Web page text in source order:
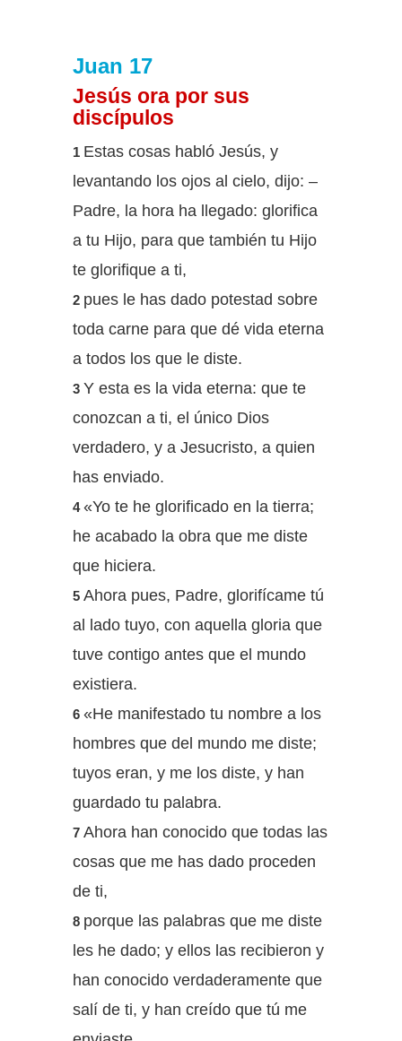
Juan 17
Jesús ora por sus
discípulos
1 Estas cosas habló Jesús, y
levantando los ojos al cielo, dijo: –
Padre, la hora ha llegado: glorifica
a tu Hijo, para que también tu Hijo
te glorifique a ti,
2 pues le has dado potestad sobre
toda carne para que dé vida eterna
a todos los que le diste.
3 Y esta es la vida eterna: que te
conozcan a ti, el único Dios
verdadero, y a Jesucristo, a quien
has enviado.
4«Yo te he glorificado en la tierra;
he acabado la obra que me diste
que hiciera.
5 Ahora pues, Padre, glorifícame tú
al lado tuyo, con aquella gloria que
tuve contigo antes que el mundo
existiera.
6 «He manifestado tu nombre a los
hombres que del mundo me diste;
tuyos eran, y me los diste, y han
guardado tu palabra.
7 Ahora han conocido que todas las
cosas que me has dado proceden
de ti,
8 porque las palabras que me diste
les he dado; y ellos las recibieron y
han conocido verdaderamente que
salí de ti, y han creído que tú me